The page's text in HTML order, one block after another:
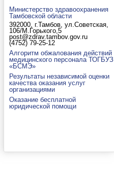
Министерство здравоохранения
Тамбовской области
392000, г.Тамбов, ул.Советская,
106/М.Горького,5
post@zdrav.tambov.gov.ru
(4752) 79-25-12
Алгоритм обжалования действий
медицинского персонала ТОГБУЗ
«БСМЭ»
Результаты независимой оценки
качества оказания услуг
организациями
Оказание бесплатной
юридической помощи